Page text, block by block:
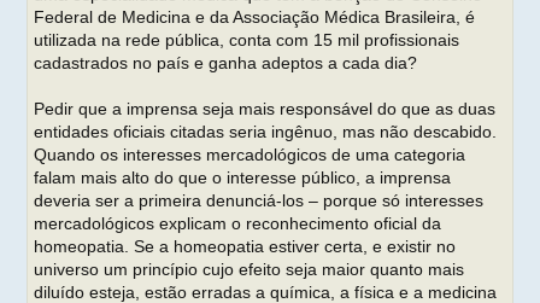
Federal de Medicina e da Associação Médica Brasileira, é
utilizada na rede pública, conta com 15 mil profissionais
cadastrados no país e ganha adeptos a cada dia?
Pedir que a imprensa seja mais responsável do que as duas
entidades oficiais citadas seria ingênuo, mas não descabido.
Quando os interesses mercadológicos de uma categoria
falam mais alto do que o interesse público, a imprensa
deveria ser a primeira denunciá-los – porque só interesses
mercadológicos explicam o reconhecimento oficial da
homeopatia. Se a homeopatia estiver certa, e existir no
universo um princípio cujo efeito seja maior quanto mais
diluído esteja, estão erradas a química, a física e a medicina